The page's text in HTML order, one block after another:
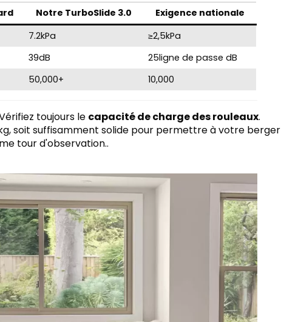
Notre TurboSlide 3.0
Exigence nationale
7.2kPa
≥2,5kPa
39dB
25ligne de passe dB
50,000+ 10,000
toujours le capacité de charge des rouleaux.
soit suffisamment solide pour permettre à votre berger
tour d'observation..